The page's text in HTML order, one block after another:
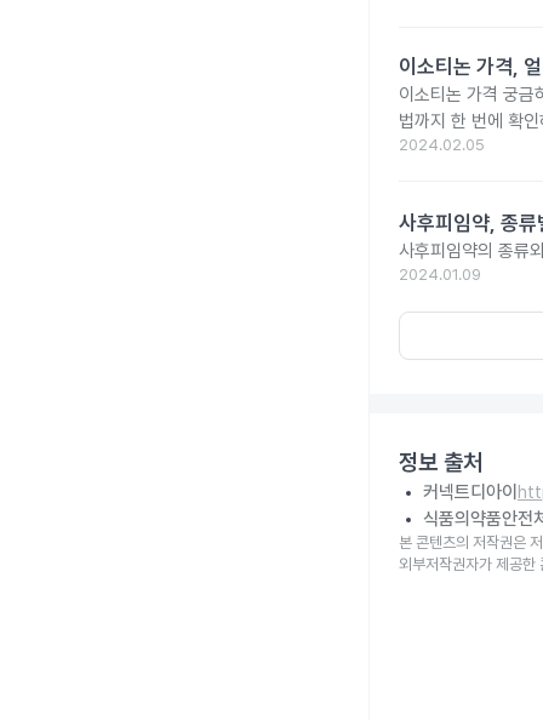
이소티논 가격,
이소티논 가격 궁금
법까지 한 번에 확
2024.02.05
사후피임약, 종
사후피임약의 종류
2024.01.09
정보 출처
커넥트디아이
식품의약품안전
본 콘텐츠의 저작권은
외부저작권자가 제공한